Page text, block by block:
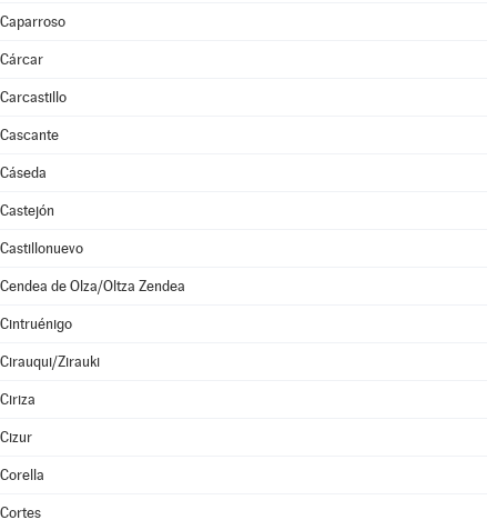
Caparroso
Cárcar
Carcastillo
Cascante
Cáseda
Castejón
Castillonuevo
Cendea de Olza/Oltza Zendea
Cintruénigo
Cirauqui/Zirauki
Ciriza
Cizur
Corella
Cortes